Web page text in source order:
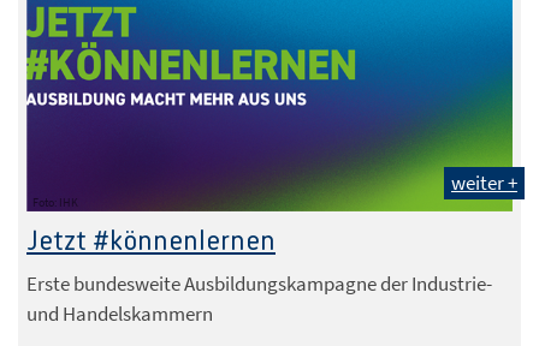
Foto: IHK
weiter +
Jetzt #könnenlernen
Erste bundesweite Ausbildungskampagne der Industrie-
und Handelskammern